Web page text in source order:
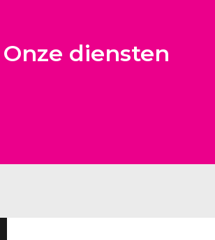
Onze diensten